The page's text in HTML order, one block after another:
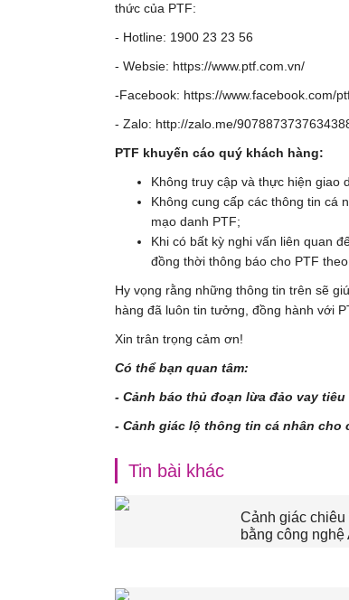
thức của PTF:
- Hotline: 1900 23 23 56
- Websie: https://www.ptf.com.vn/
-Facebook: https://www.facebook.com/
- Zalo: http://zalo.me/
PTF khuyến cáo quý khách hàng:
Không truy cập và thực hiện giao
Không cung cấp các thông tin cá
mạo danh PTF;
Khi có bất kỳ nghi vấn liên quan
đồng thời thông báo cho PTF
Hy vọng rằng những thông tin trên sẽ
hàng đã luôn tin tưởng, đồng hành với
Xin trân trọng cảm ơn!
Có thể bạn quan tâm:
- Cảnh báo thủ đoạn lừa đảo vay
- Cảnh giác lộ thông tin cá nhân cho
Tin bài khác
Cảnh giác
bằng công nghệ